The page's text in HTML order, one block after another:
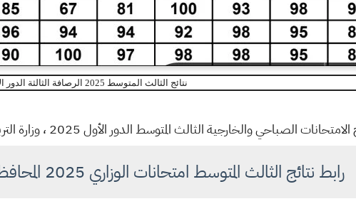
نتائج الثالث المتوسط 2025 الرصافة الثالثة الدور الأول
والخارجية الثالث المتوسط الدور الأول 2025 ، وزارة التربية والتعليم العراقية ، على موقع النتائج الخاص بنا
رابط نتائج الثالث المتوسط امتحانات الوزاري 2025 المحافظة الرصافة الثالثة الدور الأول